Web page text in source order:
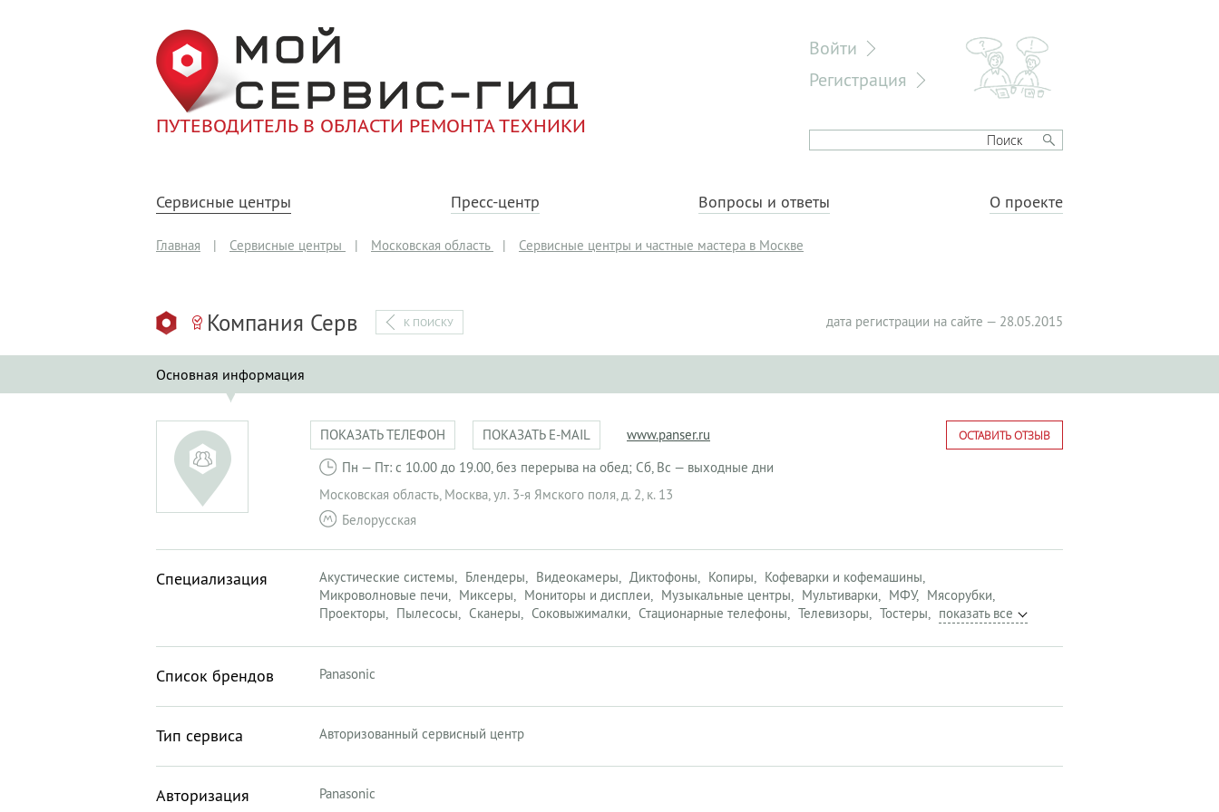
ПУТЕВОДИТЕЛЬ В ОБЛАСТИ РЕМОНТА ТЕХНИКИ
Войти
Регистрация
Сервисные центры Пресс-центр Вопросы и ответы О проекте
Главная | Сервисные центры | Московская область | Сервисные центры и частные мастера в Москве
Компания Серв К ПОИСКУ дата регистрации на сайте — 28.05.2015
Основная информация
ПОКАЗАТЬ ТЕЛЕФОН ПОКАЗАТЬ E-MAIL www.panser.ru ОСТАВИТЬ ОТЗЫВ
Пн — Пт: с 10.00 до 19.00, без перерыва на обед; Сб, Вс — выходные дни
Московская область, Москва,ул. 3-я Ямского поля, д. 2, к. 13
Белорусская
Специализация Акустические системы Блендеры Видеокамеры Диктофоны Копиры
Кофеварки и кофемашины
Микроволновые печи
Миксеры Мониторы и дисплеи Музыкальные центры Мультиварки МФУ
Мясорубки
Проекторы
Пылесосы Сканеры Соковыжималки Стационарные телефоны Телевизоры Тостеры
Список брендов Panasonic
Тип сервиса Авторизованный сервисный центр
Авторизация Panasonic